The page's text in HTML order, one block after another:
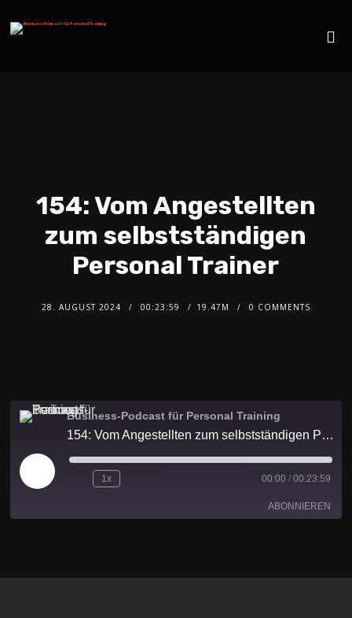
154: Vom Angestellten
zum selbstständigen
Personal Trainer
28. AUGUST 2024 00:23:59 19.47M 0 COMMENTS
Business-Podcast für Personal Training
154: Vom Angestellten zum selbstständigen Personal Trainer
1x 00:00 / 00:23:59
ABONNIEREN
RSS FEED